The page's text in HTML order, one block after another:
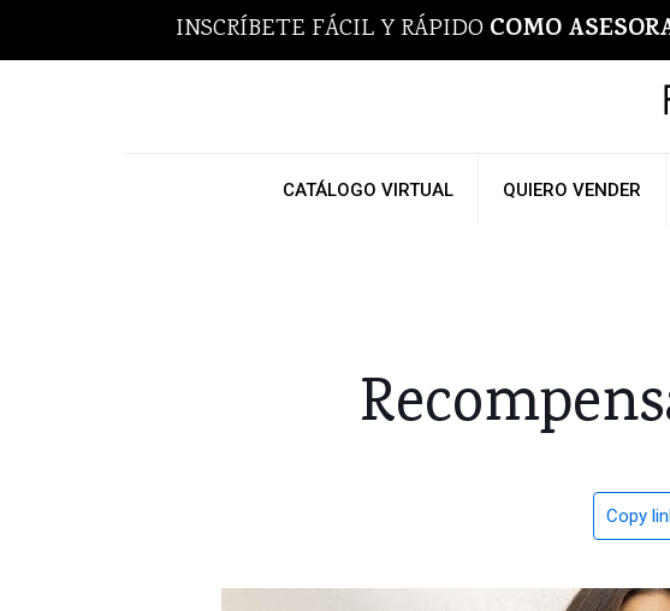
INSCRÍBETE FÁCIL Y RÁPIDO COMO
CATÁLOGO VIRTUAL QUIERO VENDER
Copy